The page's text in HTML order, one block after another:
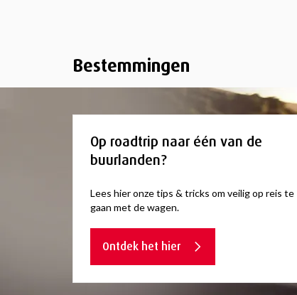
Bestemmingen
Op roadtrip naar één van de
buurlanden?
Lees hier onze tips & tricks om veilig op reis te
gaan met de wagen.
Ontdek het hier